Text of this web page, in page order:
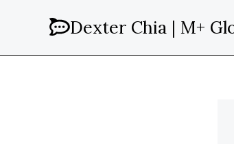
Dexter Chia | M+